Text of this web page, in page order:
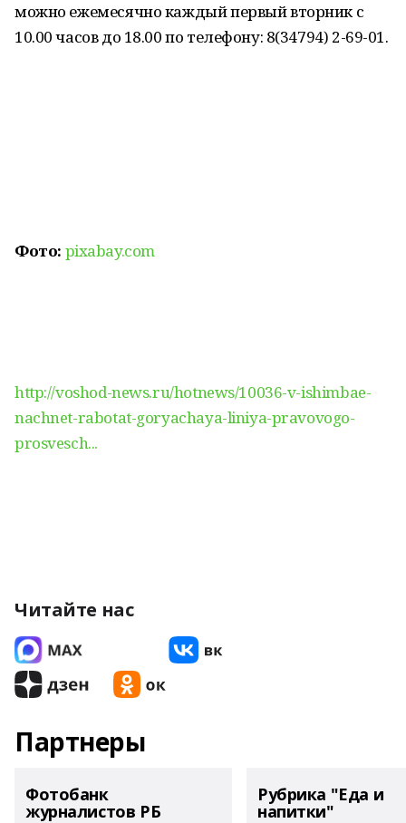
можно ежемесячно каждый первый вторник с
10.00 часов до 18.00 по телефону: 8(34794) 2-69-01.
Фото: pixabay.com
http://voshod-news.ru/hotnews/10036-v-ishimbae-
nachnet-rabotat-goryachaya-liniya-pravovogo-
prosvesch...
Читайте нас
Партнеры
Фотобанк
журналистов РБ
Рубрика "Еда и
напитки"